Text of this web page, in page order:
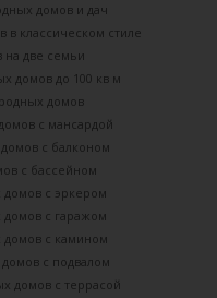
домов и дач
в классическом стиле
две семьи
домов до 100 кв м
домов
с мансардой
с балконом
с бассейном
домов с эркером
домов с гаражом
домов с камином
с подвалом
домов с террасой